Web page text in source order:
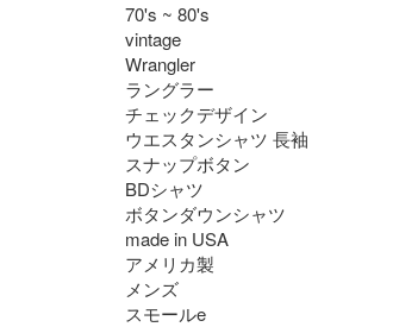
70's ~ 80's
vintage
Wrangler
ラングラー
チェックデザイン
ウエスタンシャツ 長袖
スナップボタン
BDシャツ
ボタンダウンシャツ
made in USA
アメリカ製
メンズ
スモールe